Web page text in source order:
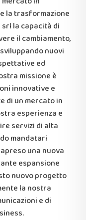
la trasformazione
la capacità di
il cambiamento,
nuovi
ed
missione è
innovative e
di un mercato in
esperienza e
servizi di alta
mandatari
una nuova
espansione
nuovo progetto
la nostra
e di